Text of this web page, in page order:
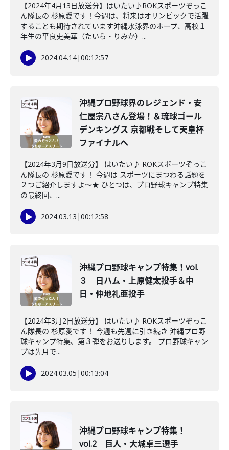
【2024年4月13日放送分】はいたい♪ROKスポーツぞっこ
ん隊長の 杉原愛です！今週は、将来はオリンピックで活躍
することも期待されています沖縄水泳界のホープ、高校１
年生の平良吏美華（たいら・りみか）...
2024.04.14|00:12:57
沖縄プロ野球界のレジェンド・安
仁屋宗八さん登場！＆琉球ゴール
デンキングス 京都戦そして天皇杯
ファイナルへ
【2024年3月9日放送分】 はいたい♪ ROKスポーツぞっこ
ん隊長の 杉原愛です！ 今週は スポーツにまつわる話題を
２つご紹介しますよ～★ ひとつは、プロ野球キャンプ特集
の最終回、...
2024.03.13 |00:12:58
沖縄プロ野球キャンプ特集！vol.
３ 日ハム・上原健太投手＆中
日・仲地礼亜投手
【2024年3月2日放送分】 はいたい♪ ROKスポーツぞっこ
ん隊長の 杉原愛です！ 今週も先週に引き続き 沖縄プロ野
球キャンプ特集、第３弾をお送りします。 プロ野球キャン
プは先月で...
2024.03.05 |00:13:04
沖縄プロ野球キャンプ特集！
vol.2 巨人・大城卓三選手